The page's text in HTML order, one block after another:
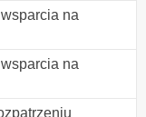
na
na